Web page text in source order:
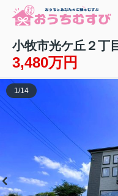
小牧市光ケ丘２丁
3,480万円
1/14